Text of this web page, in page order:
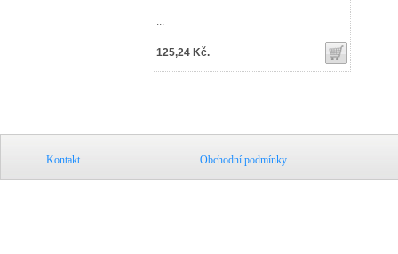
...
125,24 Kč.
Obchodní podmínky
Kontakt